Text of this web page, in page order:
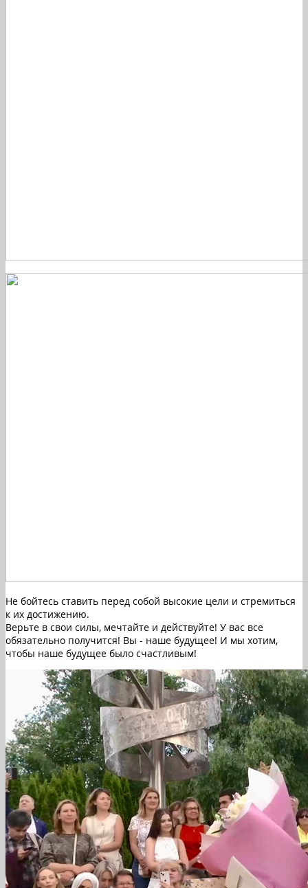
Не бойтесь ставить перед собой высокие цели и стремиться
к их достижению.
Верьте в свои силы, мечтайте и действуйте! У вас все
обязательно получится! Вы - наше будущее! И мы хотим,
чтобы наше будущее было счастливым!